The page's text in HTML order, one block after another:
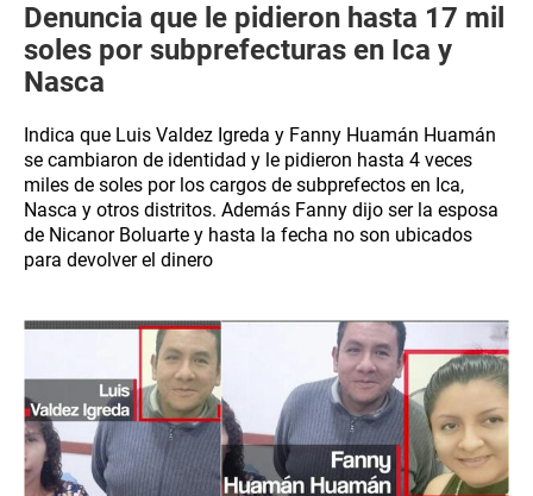
Denuncia que le pidieron hasta 17 mil
soles por subprefecturas en Ica y
Nasca
Indica que Luis Valdez Igreda y Fanny Huamán Huamán
se cambiaron de identidad y le pidieron hasta 4 veces
miles de soles por los cargos de subprefectos en Ica,
Nasca y otros distritos. Además Fanny dijo ser la esposa
de Nicanor Boluarte y hasta la fecha no son ubicados
para devolver el dinero